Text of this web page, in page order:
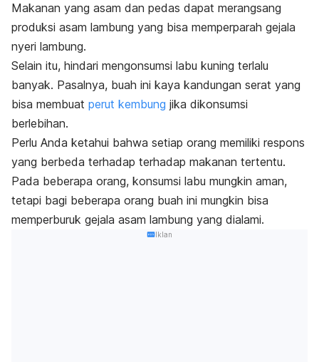
Makanan yang asam dan pedas dapat merangsang
produksi asam lambung yang bisa memperparah gejala
nyeri lambung.
Selain itu, hindari mengonsumsi labu kuning terlalu
banyak. Pasalnya, buah ini kaya kandungan serat yang
bisa membuat perut kembung jika dikonsumsi
berlebihan.
Perlu Anda ketahui bahwa setiap orang memiliki respons
yang berbeda terhadap terhadap makanan tertentu.
Pada beberapa orang, konsumsi labu mungkin aman,
tetapi bagi beberapa orang buah ini mungkin bisa
memperburuk gejala asam lambung yang dialami.
Iklan